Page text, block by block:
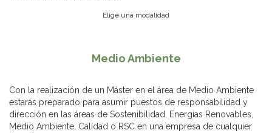
Elige una modalidad
Medio Ambiente
Con la realización de un Máster en el área de Medio Ambiente
estarás preparado para asumir puestos de responsabilidad y
dirección en las áreas de Sostenibilidad, Energías Renovables,
Medio Ambiente, Calidad o RSC en una empresa de cualquier